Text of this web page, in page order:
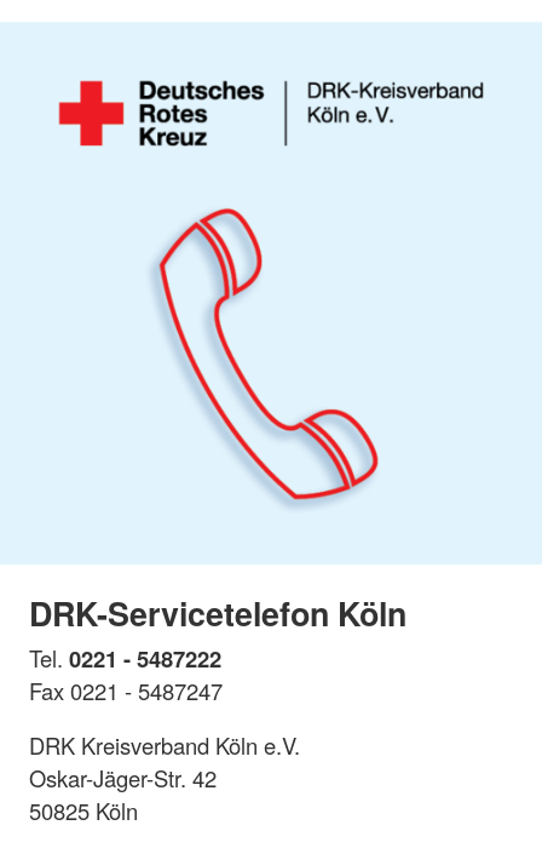
DRK-Servicetelefon Köln
Tel. 0221 - 5487222
Fax 0221 - 5487247
DRK Kreisverband Köln e.V.
Oskar-Jäger-Str. 42
50825 Köln